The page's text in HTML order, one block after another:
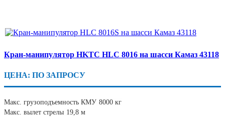
Кран-манипулятор HKTC HLC 8016 на шасси Камаз 43118
ЦЕНА: ПО ЗАПРОСУ
Макс. грузоподъемность КМУ 8000 кг
Макс. вылет стрелы 19,8 м